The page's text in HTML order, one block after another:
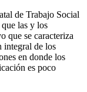
de Trabajo Social
las y los
que se caracteriza
integral de los
en donde los
es poco